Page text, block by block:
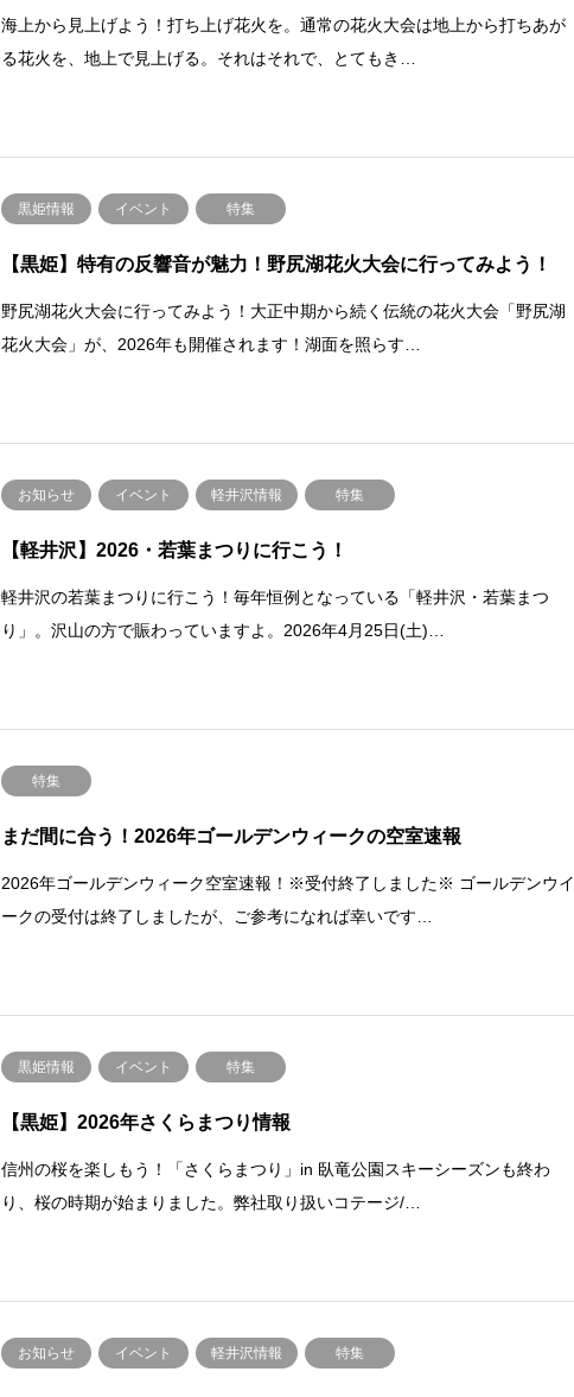
海上から見上げよう！打ち上げ花火を。通常の花火大会は地上から打ちあが
る花火を、地上で見上げる。それはそれで、とてもき…
黒姫情報 イベント 特集
【黒姫】特有の反響音が魅力！野尻湖花火大会に行ってみよう！
野尻湖花火大会に行ってみよう！大正中期から続く伝統の花火大会「野尻湖
花火大会」が、2026年も開催されます！湖面を照らす…
お知らせ イベント 軽井沢情報 特集
【軽井沢】2026・若葉まつりに行こう！
軽井沢の若葉まつりに行こう！毎年恒例となっている「軽井沢・若葉まつ
り」。沢山の方で賑わっていますよ。2026年4月25日(土)…
特集
まだ間に合う！2026年ゴールデンウィークの空室速報
2026年ゴールデンウィーク空室速報！※受付終了しました※ ゴールデンウイ
ークの受付は終了しましたが、ご参考になれば幸いです…
黒姫情報 イベント 特集
【黒姫】2026年さくらまつり情報
信州の桜を楽しもう！「さくらまつり」in 臥竜公園スキーシーズンも終わ
り、桜の時期が始まりました。弊社取り扱いコテージ/…
お知らせ イベント 軽井沢情報 特集